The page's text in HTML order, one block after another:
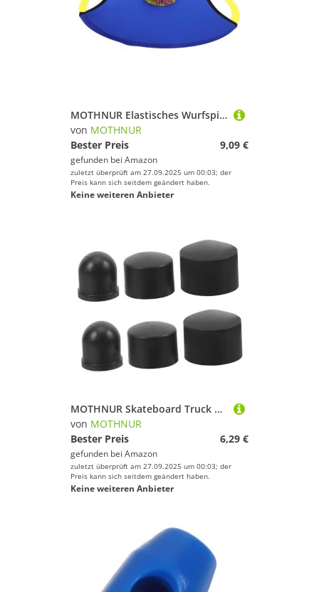
MOTHNUR Elastisches Wurfspiel Set mit Ball und Fangscheibe Leichtes Outdoor für Kindergarten Fördert Koordination und Bewegung Langlebiges Tragbares Fangspiel in Blau
von MOTHNUR
Bester Preis
9,09 €
gefunden bei Amazon
zuletzt überprüft am 27.09.2025 um 00:03; der
Preis kann sich seitdem geändert haben.
Keine weiteren Anbieter
MOTHNUR Skateboard Truck Ersatz Gummi Cups Longboard Bushings Zubehör Langlebig PU Material für Skateboard Trucks Lenkgummis Sportartikel
von MOTHNUR
Bester Preis
6,29 €
gefunden bei Amazon
zuletzt überprüft am 27.09.2025 um 00:03; der
Preis kann sich seitdem geändert haben.
Keine weiteren Anbieter